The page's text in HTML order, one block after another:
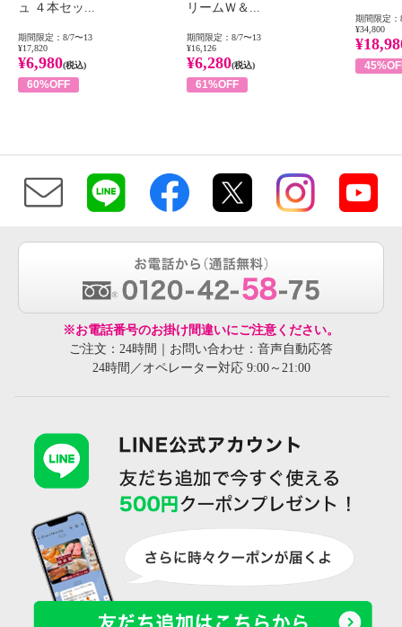
ュ ４本セッ...
期間限定：8/7〜13
¥17,820
¥6,980(税込)
60%OFF
リームＷ＆...
期間限定：8/7〜13
¥16,126
¥6,280(税込)
61%OFF
期間限定：
¥34,800
※お電話番号のお掛け間違いにご注意ください。
ご注文：24時間｜お問い合わせ：音声自動応答
24時間／オペレーター対応 9:00～21:00